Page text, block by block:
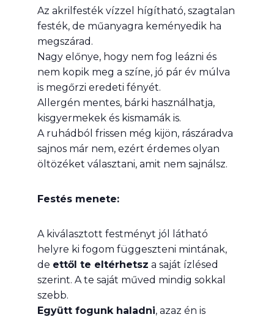
Az akrilfesték vízzel hígítható, szagtalan
festék, de műanyagra keményedik ha
megszárad.
Nagy előnye, hogy nem fog leázni és
nem kopik meg a színe, jó pár év múlva
is megőrzi eredeti fényét.
Allergén mentes, bárki használhatja,
kisgyermekek és kismamák is.
A ruhádból frissen még kijön, rászáradva
sajnos már nem, ezért érdemes olyan
öltözéket választani, amit nem sajnálsz.
Festés menete:
A kiválasztott festményt jól látható
helyre ki fogom függeszteni mintának,
de ettől te eltérhetsz a saját ízlésed
szerint. A te saját műved mindig sokkal
szebb.
Együtt fogunk haladni, azaz én is